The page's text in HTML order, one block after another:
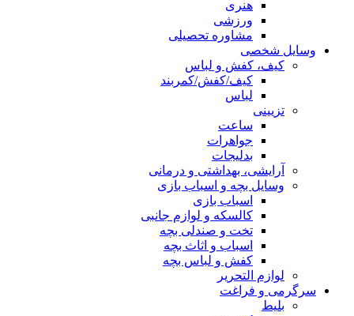
هنری
ورزشی
مشاوره تحصیلی
وسایل شخصی
کیف، کفش و لباس
کیف/کفش/کمربند
لباس
تزیینی
ساعت
جواهرات
بدلیجات
آرایشی، بهداشتی و درمانی
وسایل بچه و اسباب بازی
اسباب بازی
کالسکه و لوازم جانبی
تخت و صندلی بچه
اسباب و اثاث بچه
کفش و لباس بچه
لوازم التحریر
سرگرمی و فراغت
بلیط